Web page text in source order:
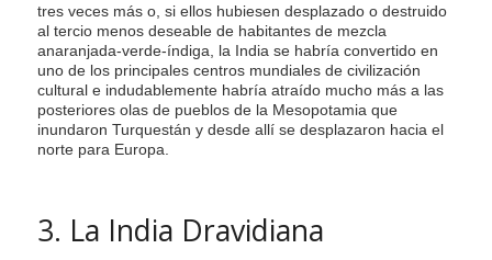
tres veces más o, si ellos hubiesen desplazado o destruido
al tercio menos deseable de habitantes de mezcla
anaranjada-verde-índiga, la India se habría convertido en
uno de los principales centros mundiales de civilización
cultural e indudablemente habría atraído mucho más a las
posteriores olas de pueblos de la Mesopotamia que
inundaron Turquestán y desde allí se desplazaron hacia el
norte para Europa.
3. La India Dravidiana